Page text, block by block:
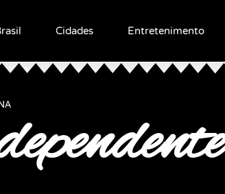
Cidades Entretenimento